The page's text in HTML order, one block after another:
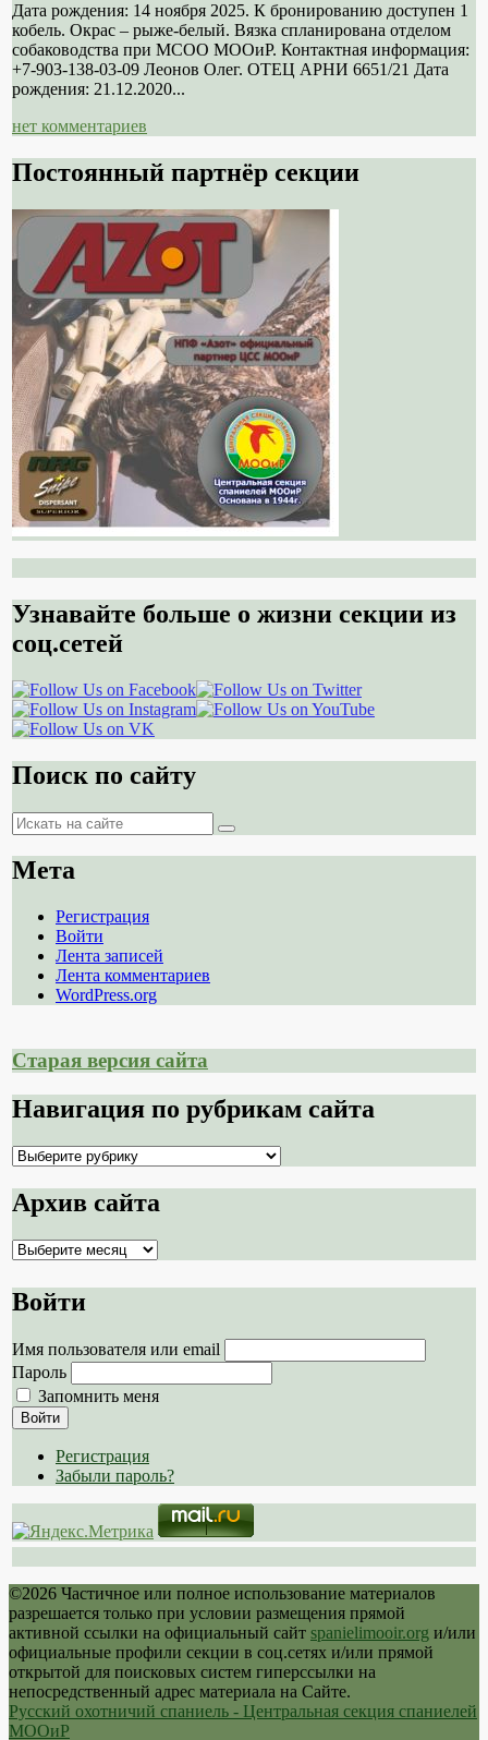
Дата рождения: 14 ноября 2025. К бронированию доступен 1
кобель. Окрас – рыже-белый. Вязка спланирована отделом
собаководства при МСОО МООиР. Контактная информация:
+7-903-138-03-09 Леонов Олег. ОТЕЦ АРНИ 6651/21 Дата
рождения: 21.12.2020...
нет комментариев
Постоянный партнёр секции
Узнавайте больше о жизни секции из
соц.сетей
Поиск по сайту
Поиск
Поиск
Мета
Регистрация
Войти
Лента записей
Лента комментариев
WordPress.org
Старая версия сайта
Навигация по рубрикам сайта
Навигация
рубрикам
сайта
Архив сайта
Архив
Войти
Имя пользователя или email
Пароль
Запомнить меня
Войти
Регистрация
Забыли пароль?
©2026 Частичное или полное использование материалов
разрешается только при условии размещения прямой
активной ссылки на официальный сайт spanielimooir.org и/или
официальные профили секции в соц.сетях и/или прямой
открытой для поисковых систем гиперссылки на
непосредственный адрес материала на Сайте.
Русский охотничий спаниель - Центральная секция спаниелей
МООиР